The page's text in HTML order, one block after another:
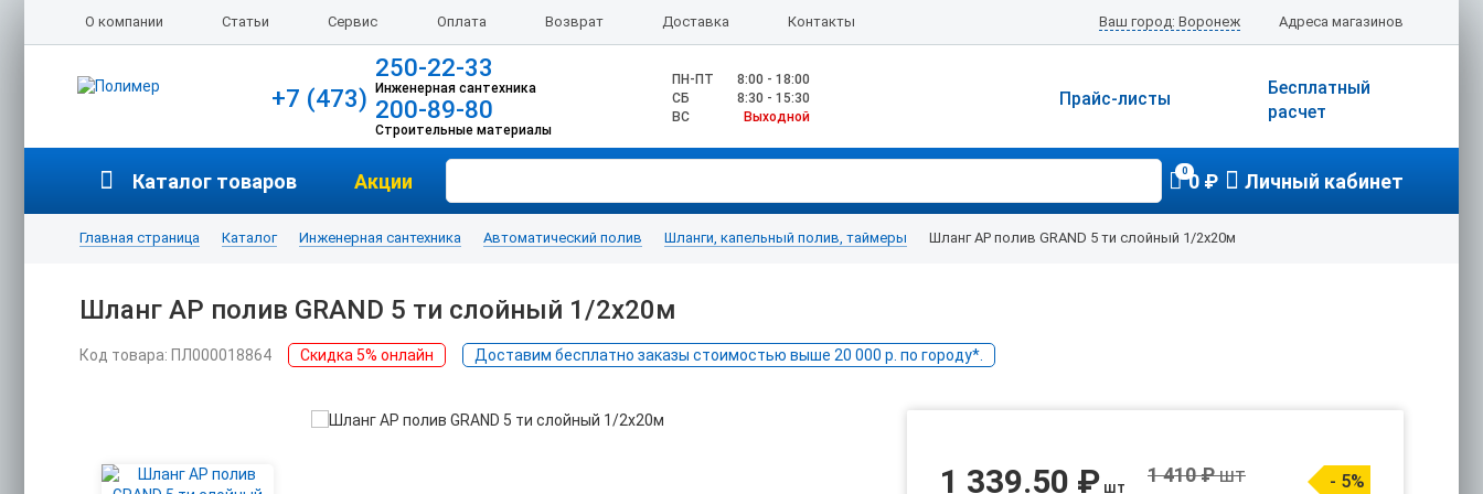
О компании Статьи Сервис Оплата Возврат Доставка Контакты Адреса магазинов
Ваш город: Воронеж
+7 (473)
250-22-33
Инженерная сантехника
200-89-80
Строительные материалы
ПН-ПТ
8:00 - 18:00
CБ
8:30 - 15:30
ВС
Выходной
Бесплатный
расчет
Прайс-листы
Каталог товаров Акции 00 ₽ Личный кабинет
Главная страница Каталог Инженерная сантехника Автоматический полив Шланги, капельный полив, таймеры Шланг АР полив GRAND 5 ти слойный 1/2х20м
Шланг АР полив GRAND 5 ти слойный 1/2х20м
Код товара: ПЛ000018864 Скидка 5% онлайн Доставим бесплатно заказы стоимостью выше 20 000 р. по городу*.
1 339.50 ₽ шт
1 410 ₽шт - 5%